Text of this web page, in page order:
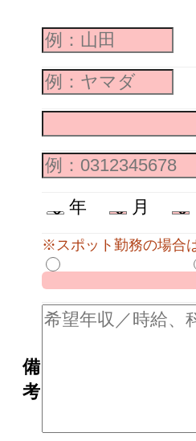
年 月
※スポット勤務の場合
備
考